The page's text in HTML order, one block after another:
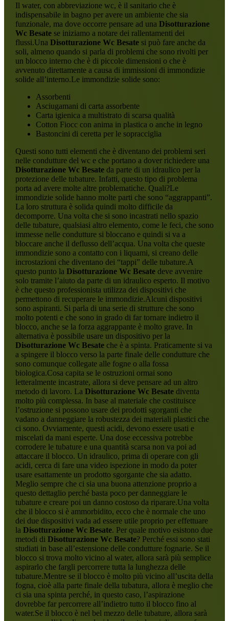
Il water, con abbreviazione wc, è il sanitario che è
indispensabile in bagno per avere un ambiente che sia
funzionale, ma dove occorre pensare ad una Disotturazione
Wc Besatese iniziamo a notare dei rallentamenti dei
flussi.Una Disotturazione Wc Besatesi può fare anche da
soli, almeno quando si parla di problemi che sono rivolti per
un blocco interno che è di piccole dimensioni o che è
avvenuto direttamente a causa di immissioni di immondizie
solide all’interno.Le immondizie solide sono:
Assorbenti
Asciugamani di carta assorbente
Carta igienica a multistrato di scarsa qualità
Cotton Fiocc con anima in plastica o anche in legno
Bastoncini di ceretta per le sopracciglia
Questi sono tutti elementi che è diventano dei problemi seri
nelle condutture del wc e che portano a dover richiedere una
Disotturazione Wc Besateda parte di un idraulico per la
protezione delle tubature. Infatti, questo tipo di problema
porta ad avere molte altre problematiche. Quali?Le
immondizie solide hanno molte parti che sono “aggrappanti”.
La loro struttura è solida quindi molto difficile da
decomporre. Una volta che si sono incastrati nello spazio
delle tubature, qualsiasi altro elemento, come le feci, che sono
immesse nelle condutture si bloccano e quindi si va a
bloccare anche il deflusso dell’acqua. Una volta che queste
immondizie sono a contatto con i liquami, si creano delle
incrostazioni che diventano dei “tappi” delle tubature.A
questo punto la Disotturazione Wc Besatedeve avvenire
solo tramite l’aiuto da parte di un idraulico esperto. Il motivo
è che questo professionista utilizza dei dispositivi che
permettono di recuperare le immondizie.Alcuni dispositivi
sono aspiranti. Si parla di una serie di strutture che sono
molto potenti e che sono in grado di far tornare indietro il
blocco, anche se la forza aggrappante è molto grave. In
alternativa è possibile usare un dispositivo per la
Disotturazione Wc Besateche è a spinta. Praticamente si va
a spingere il blocco verso la parte finale delle condutture che
sono comunque collegate alle fogne o alla fossa
biologica.Cosa capita se le ostruzioni ormai sono
letteralmente incastrate, allora si deve pensare ad un altro
metodo di lavoro. La Disotturazione Wc Besatediventa
molto più complessa. In base al materiale che costituisce
l’ostruzione si possono usare dei prodotti sgorganti che
vadano a danneggiare la robustezza dei materiali plastici che
ci sono. Ovviamente, questi acidi, devono essere usati e
miscelati da mani esperte. Una dose eccessiva potrebbe
corrodere le tubature e una quantità scarsa non va poi ad
attaccare il blocco. Un idraulico, prima di operare con gli
acidi, cerca di fare una video ispezione in modo da poter
usare esattamente un prodotto sgorgante che sia adatto.
Meglio sempre che ci sia una buona attenzione proprio a
questo dettaglio perché basta poco per danneggiare le
tubature e creare poi un danno costoso da riparare.Una volta
che il blocco si è ammorbidito, ecco che è normale che uno
dei due dispositivi vada ad essere utile proprio per effettuare
la Disotturazione Wc Besate. Per quale motivo esistono due
metodi di Disotturazione Wc Besate? Perché essi sono stati
studiati in base all’estensione delle condutture fognarie. Se il
blocco si trova molto vicino al water, allora sarà più semplice
aspirarlo che fargli percorrere tutta la lunghezza delle
tubature.Mentre se il blocco è molto più vicino all’uscita della
fogna, cioè alla parte finale della tubatura, allora è meglio che
ci sia una spinta perché, in questo caso, l’aspirazione
dovrebbe far percorrere all’indietro tutto il blocco fino al
water.Se il blocco è nel bel mezzo delle tubature, allora sarà